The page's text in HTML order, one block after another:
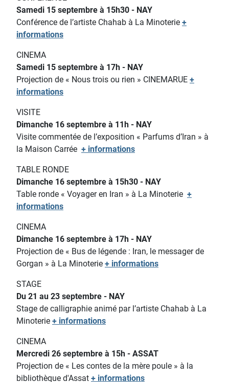
Samedi 15 septembre à 15h30 - NAY
Conférence de l’artiste Chahab à La Minoterie +
informations
CINEMA
Samedi 15 septembre à 17h - NAY
Projection de « Nous trois ou rien » CINEMARUE +
informations
VISITE
Dimanche 16 septembre à 11h - NAY
Visite commentée de l’exposition « Parfums d’Iran » à
la Maison Carrée + informations
TABLE RONDE
Dimanche 16 septembre à 15h30 - NAY
Table ronde « Voyager en Iran » à La Minoterie +
informations
CINEMA
Dimanche 16 septembre à 17h - NAY
Projection de « Bus de légende : Iran, le messager de
Gorgan » à La Minoterie + informations
STAGE
Du 21 au 23 septembre - NAY
Stage de calligraphie animé par l’artiste Chahab à La
Minoterie + informations
CINEMA
Mercredi 26 septembre à 15h - ASSAT
Projection de « Les contes de la mère poule » à la
bibliothèque d'Assat + informations